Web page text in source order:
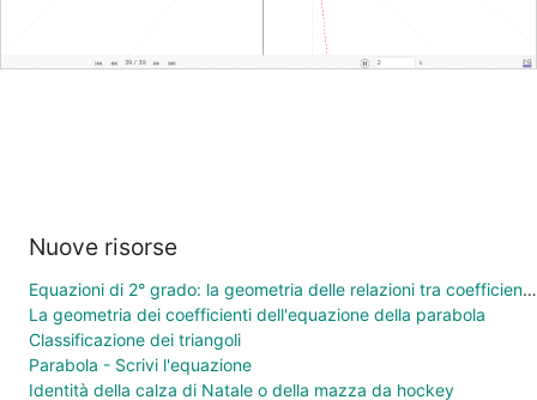
Nuove risorse
Equazioni di 2° grado: la geometria delle relazioni tra coefficienti e soluzioni
La geometria dei coefficienti dell'equazione della parabola
Classificazione dei triangoli
Parabola - Scrivi l'equazione
Identità della calza di Natale o della mazza da hockey